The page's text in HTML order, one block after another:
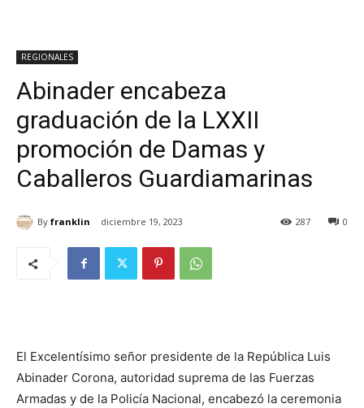
REGIONALES
Abinader encabeza
graduación de la LXXII
promoción de Damas y
Caballeros Guardiamarinas
By franklin diciembre 19, 2023 0
287
El Excelentísimo señor presidente de la República Luis
Abinader Corona, autoridad suprema de las Fuerzas
Armadas y de la Policía Nacional, encabezó la ceremonia